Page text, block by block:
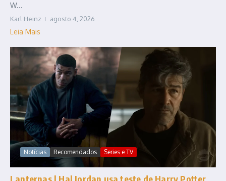
W...
Karl Heinz agosto 4, 2026
Leia Mais
Notícias Recomendados Series e TV
Lanternas | Hal Jordan usa teste de Harry Potter